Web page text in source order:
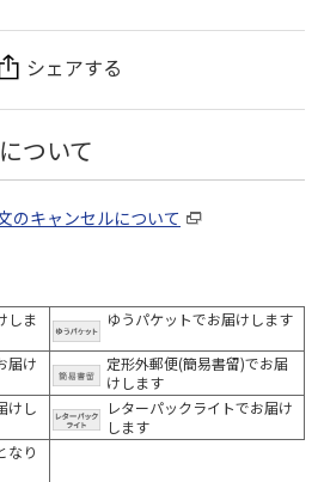
シェアする
ついて
のキャンセルについて
しま
ゆうパケットでお届けします
届け
定形外郵便(簡易書留)でお届
けします
けし
レターパックライトでお届け
します
なり